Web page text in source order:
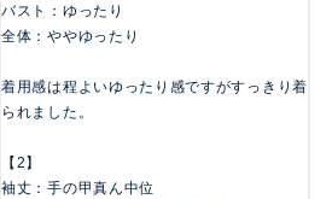
バスト：ゆったり
全体：ややゆったり
着用感は程よいゆったり感ですがすっきり着
られました。
【2】
袖丈：手の甲真ん中位